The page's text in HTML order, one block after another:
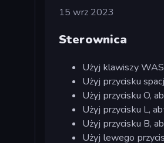
15 wrz 2023
Sterownica
Użyj klawiszy
Użyj przycisku
Użyj przycisku O,
Użyj przycisku L,
Użyj przycisku B,
Użyj lewego